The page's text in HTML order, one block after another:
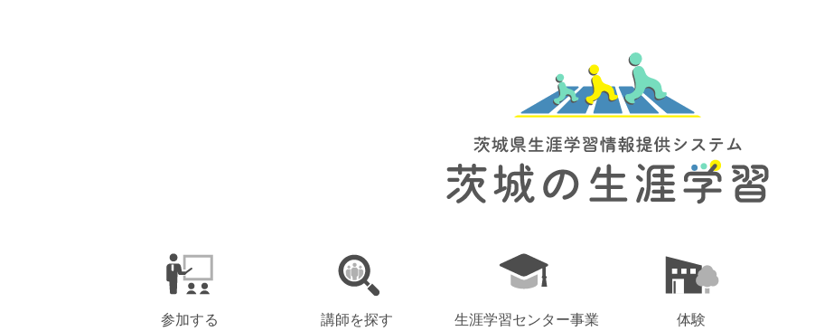
参加する 講師を探す 生涯学習センター事業 体験